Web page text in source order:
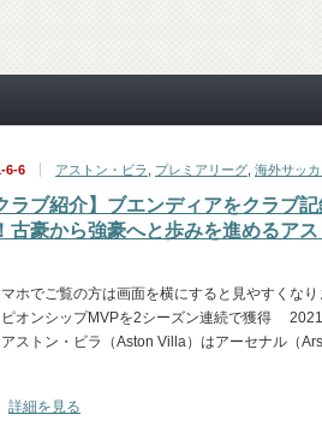
6-6 アストン・ビラ プレミアリーグ 海外サッカ
ラブ紹介】ブエンディアをクラブ
古豪から強豪へと歩みを進めるア
マホでご覧の方は画面を横にすると見やすくなり
ピオンシップMVPを2シーズン連続で獲得
アストン・ビラ（Aston Villa）はアーセナル（
詳細を見る